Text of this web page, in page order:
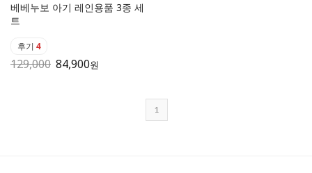
베베누보 아기 레인용품 3종 세
트
후기 4
129,000 84,900원
1